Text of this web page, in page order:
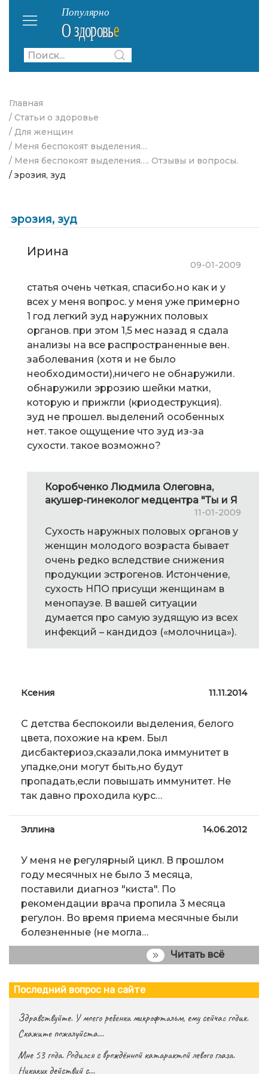
Главная
/ Статьи о здоровье
/ Для женщин
/ Меня беспокоят выделения…
/ Меня беспокоят выделения…. Отзывы и вопросы.
/ эрозия, зуд
эрозия, зуд
Ирина
09-01-2009
статья очень четкая, спасибо.но как и у
всех у меня вопрос. у меня уже примерно
1 год легкий зуд наружних половых
органов. при этом 1,5 мес назад я сдала
анализы на все распространенные вен.
заболевания (хотя и не было
необходимости),ничего не обнаружили.
обнаружили эррозию шейки матки,
которую и прижгли (криодеструкция).
зуд не прошел. выделений особенных
нет. такое ощущение что зуд из-за
сухости. такое возможно?
Коробченко Людмила Олеговна,
акушер-гинеколог медцентра "Ты и Я
11-01-2009
Сухость наружных половых органов у
женщин молодого возраста бывает
очень редко вследствие снижения
продукции эстрогенов. Истончение,
сухость НПО присущи женщинам в
менопаузе. В вашей ситуации
думается про самую зудящую из всех
инфекций – кандидоз («молочница»).
Ксения 11.11.2014
С детства беспокоили выделения, белого
цвета, похожие на крем. Был
дисбактериоз,сказали,пока иммунитет в
упадке,они могут быть,но будут
пропадать,если повышать иммунитет. Не
так давно проходила курс…
Эллина 14.06.2012
У меня не регулярный цикл. В прошлом
году месячных не было 3 месяца,
поставили диагноз "киста". По
рекомендации врача пропила 3 месяца
регулон. Во время приема месячные были
болезненные (не могла…
Читать всё
Последний вопрос на сайте
Здравствуйте. У моего ребенка микрофтальм, ему сейчас годик.
Скажите пожалуйста…
Мне 53 года. Родился с врождённой катарактой левого глаза.
Никаких действий с…